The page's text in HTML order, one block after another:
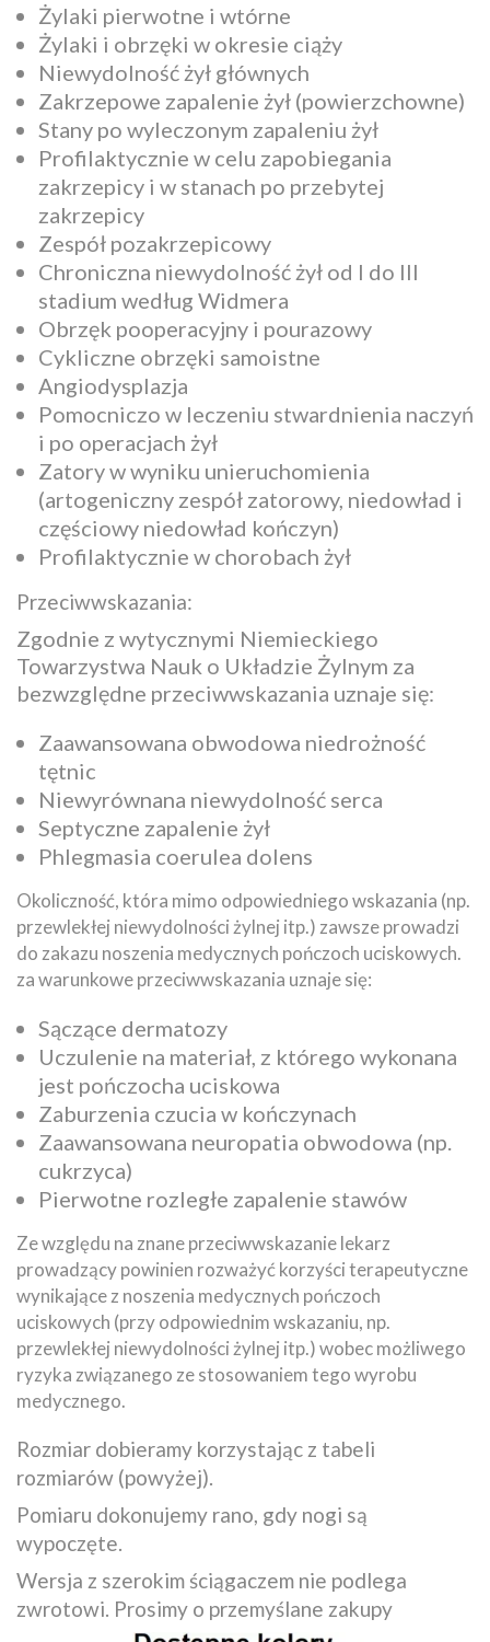
Żylaki pierwotne i wtórne
Żylaki i obrzęki w okresie ciąży
Niewydolność żył głównych
Zakrzepowe zapalenie żył (powierzchowne)
Stany po wyleczonym zapaleniu żył
Profilaktycznie w celu zapobiegania
zakrzepicy i w stanach po przebytej
zakrzepicy
Zespół pozakrzepicowy
Chroniczna niewydolność żył od I do III
stadium według Widmera
Obrzęk pooperacyjny i pourazowy
Cykliczne obrzęki samoistne
Angiodysplazja
Pomocniczo w leczeniu stwardnienia naczyń
i po operacjach żył
Zatory w wyniku unieruchomienia
(artogeniczny zespół zatorowy, niedowład i
częściowy niedowład kończyn)
Profilaktycznie w chorobach żył
Przeciwwskazania:
Zgodnie z wytycznymi Niemieckiego
Towarzystwa Nauk o Układzie Żylnym za
bezwzględne przeciwwskazania uznaje się:
Zaawansowana obwodowa niedrożność
tętnic
Niewyrównana niewydolność serca
Septyczne zapalenie żył
Phlegmasia coerulea dolens
Okoliczność, która mimo odpowiedniego wskazania (np.
przewlekłej niewydolności żylnej itp.) zawsze prowadzi
do zakazu noszenia medycznych pończoch uciskowych.
za warunkowe przeciwwskazania uznaje się:
Sączące dermatozy
Uczulenie na materiał, z którego wykonana
jest pończocha uciskowa
Zaburzenia czucia w kończynach
Zaawansowana neuropatia obwodowa (np.
cukrzyca)
Pierwotne rozległe zapalenie stawów
Ze względu na znane przeciwwskazanie lekarz
prowadzący powinien rozważyć korzyści terapeutyczne
wynikające z noszenia medycznych pończoch
uciskowych (przy odpowiednim wskazaniu, np.
przewlekłej niewydolności żylnej itp.) wobec możliwego
ryzyka związanego ze stosowaniem tego wyrobu
medycznego.
Rozmiar dobieramy korzystając z tabeli
rozmiarów (powyżej).
Pomiaru dokonujemy rano, gdy nogi są
wypoczęte.
Wersja z szerokim ściągaczem nie podlega
zwrotowi. Prosimy o przemyślane zakupy